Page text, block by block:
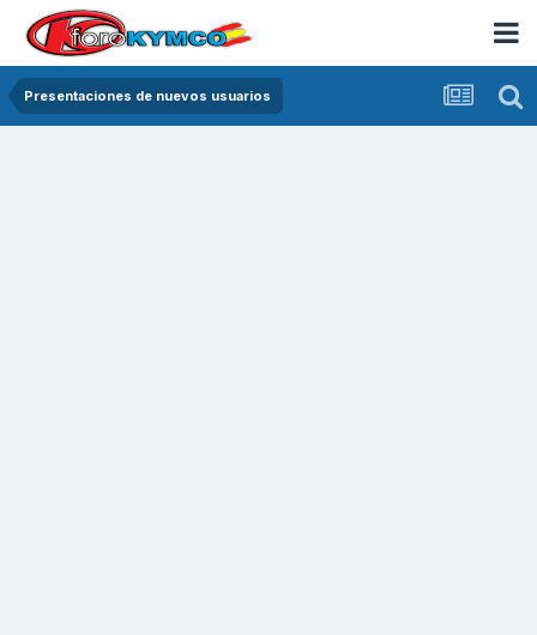
Presentaciones de nuevos usuarios